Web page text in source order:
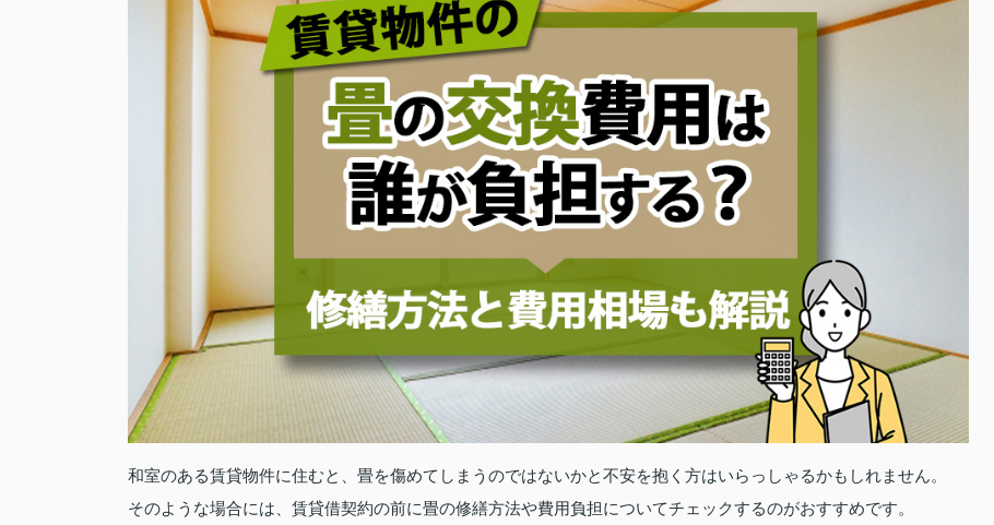
和室のある賃貸物件に住むと、畳を傷めてしまうのではないかと不安を抱く方はいらっしゃるかもしれません。
そのような場合には、賃貸借契約の前に畳の修繕方法や費用負担についてチェックするのがおすすめです。